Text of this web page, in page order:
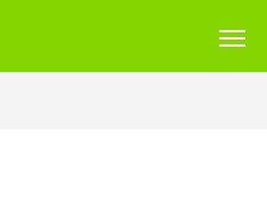
支援Ｂ型・ニコサービス城東センター